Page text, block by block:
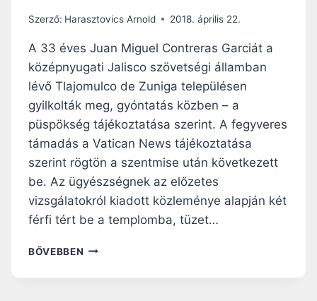
Szerző: Harasztovics Arnold 2018. április 22.
A 33 éves Juan Miguel Contreras Garciát a
középnyugati Jalisco szövetségi államban
lévő Tlajomulco de Zuniga településen
gyilkolták meg, gyóntatás közben – a
püspökség tájékoztatása szerint. A fegyveres
támadás a Vatican News tájékoztatása
szerint rögtön a szentmise után következett
be. Az ügyészségnek az előzetes
vizsgálatokról kiadott közleménye alapján két
férfi tért be a templomba, tüzet…
BŐVEBBEN GYÓNTATÁS